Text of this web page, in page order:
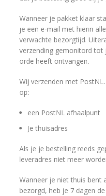
Wanneer je pakket klaar
je een e-mail met hierin
verwachte bezorgtijd.
verzending gemonitord tot
orde heeft ontvangen.
Wij verzenden met
op:
een PostNL afhaalpunt
Je thuisadres
Als je je bestelling reeds
leveradres niet meer
Wanneer je niet thuis bent
bezorgd, heb je 7 dagen